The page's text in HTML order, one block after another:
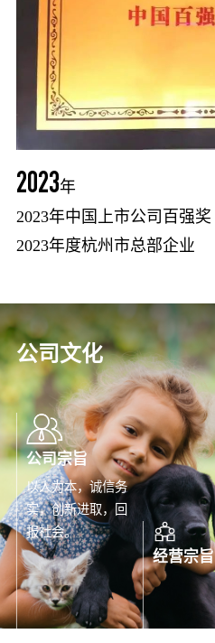
2023年
2023年中国上市公司百强奖
2023年度杭州市总部企业
公司文化
公司宗旨
以人为本，诚信务
实，创新进取，回
报社会。
经营宗旨